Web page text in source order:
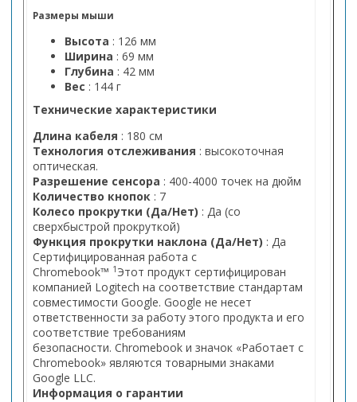
Размеры мыши
Высота : 126 мм
Ширина : 69 мм
Глубина : 42 мм
Вес : 144 г
Технические характеристики
Длина кабеля : 180 см
Технология отслеживания : высокоточная
оптическая.
Разрешение сенсора : 400-4000 точек на дюйм
Количество кнопок : 7
Колесо прокрутки (Да/Нет) : Да (со
сверхбыстрой прокруткой)
Функция прокрутки наклона (Да/Нет) : Да
Сертифицированная работа с
Chromebook™ 1 Этот продукт сертифицирован
компанией Logitech на соответствие стандартам
совместимости Google. Google не несет
ответственности за работу этого продукта и его
соответствие требованиям
безопасности. Chromebook и значок «Работает с
Chromebook» являются товарными знаками
Google LLC.
Информация о гарантии